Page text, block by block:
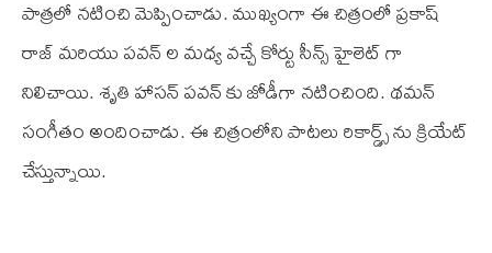
పాత్రలో నటించి మెప్పించాడు. ముఖ్యంగా ఈ చిత్రంలో ప్రకాష్
రాజ్ మరియు పవన్ ల మధ్య వచ్చే కోర్టు సీన్స్ హైలెట్ గా
నిలిచాయి. శృతి హాసన్ పవన్ కు జోడీగా నటించింది. థమన్
సంగీతం అందించాడు. ఈ చిత్రంలోని పాటలు రికార్డ్స్ ను క్రియేట్
చేస్తున్నాయి.